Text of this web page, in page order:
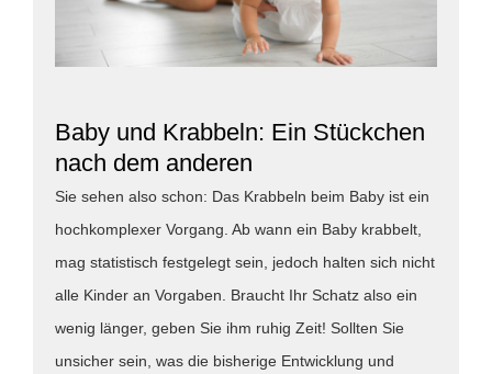
Baby und Krabbeln: Ein Stückchen
nach dem anderen
Sie sehen also schon: Das Krabbeln beim Baby ist ein
hochkomplexer Vorgang. Ab wann ein Baby krabbelt,
mag statistisch festgelegt sein, jedoch halten sich nicht
alle Kinder an Vorgaben. Braucht Ihr Schatz also ein
wenig länger, geben Sie ihm ruhig Zeit! Sollten Sie
unsicher sein, was die bisherige Entwicklung und